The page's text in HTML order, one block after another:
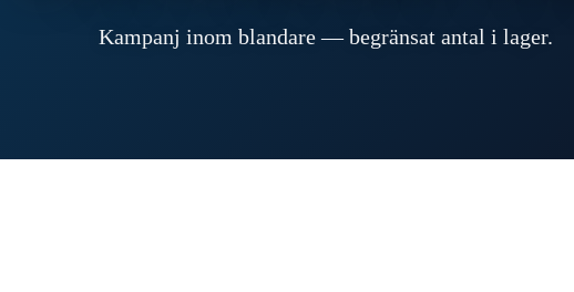
Kampanj inom blandare — begränsat antal i lager.